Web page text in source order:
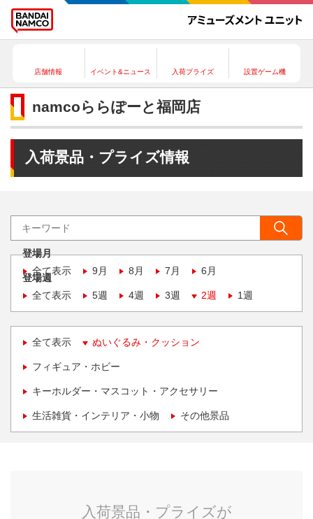
店舗情報 イベント&ニュース 入荷プライズ 設置ゲーム機
namcoららぽーと福岡店
入荷景品・プライズ情報
登場月
全て表示
9月 8月 7月 6月
登場週
全て表示
5週 4週 3週 2週 1週
全て表示 ぬいぐるみ・クッション
フィギュア・ホビー
キーホルダー・マスコット・アクセサリー
生活雑貨・インテリア・小物 その他景品